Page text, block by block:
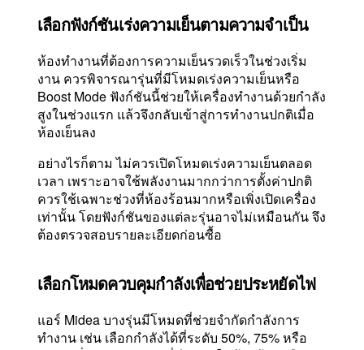
เลือกฟังก์ชันเร่งความเย็นตามความจำเป็น
ห้องทำงานที่ต้องการความเย็นรวดเร็วในช่วงเริ่ม
งาน ควรพิจารณารุ่นที่มีโหมดเร่งความเย็นหรือ
Boost Mode ฟังก์ชันนี้ช่วยให้เครื่องทำงานด้วยกำลัง
สูงในช่วงแรก แล้วจึงกลับเข้าสู่การทำงานปกติเมื่อ
ห้องเย็นลง
อย่างไรก็ตาม ไม่ควรเปิดโหมดเร่งความเย็นตลอด
เวลา เพราะอาจใช้พลังงานมากกว่าการตั้งค่าปกติ
ควรใช้เฉพาะช่วงที่ห้องร้อนมากหรือเพิ่งเปิดเครื่อง
เท่านั้น โดยฟังก์ชันของแต่ละรุ่นอาจไม่เหมือนกัน จึง
ต้องตรวจสอบรายละเอียดก่อนซื้อ
เลือกโหมดควบคุมกำลังเพื่อช่วยประหยัดไฟ
แอร์ Midea บางรุ่นมีโหมดที่ช่วยจำกัดกำลังการ
ทำงาน เช่น เลือกกำลังได้ที่ระดับ 50%, 75% หรือ